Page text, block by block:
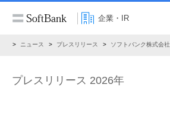
企業・IR
ニュース プレスリリース ソフトバンク株式会社
プレスリリース 2026年